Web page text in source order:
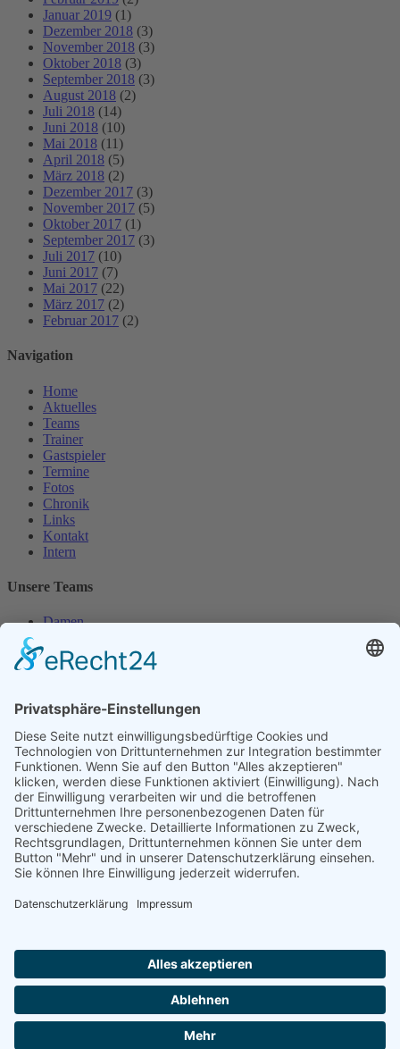
Januar 2019 (1)
Dezember 2018 (3)
November 2018 (3)
Oktober 2018 (3)
September 2018 (3)
August 2018 (2)
Juli 2018 (14)
Juni 2018 (10)
Mai 2018 (11)
April 2018 (5)
März 2018 (2)
Dezember 2017 (3)
November 2017 (5)
Oktober 2017 (1)
September 2017 (3)
Juli 2017 (10)
Juni 2017 (7)
Mai 2017 (22)
März 2017 (2)
Februar 2017 (2)
Navigation
Home
Aktuelles
Teams
Trainer
Gastspieler
Termine
Fotos
Chronik
Links
Kontakt
Intern
Unsere Teams
Damen
Herren
Herren 30
Unsere Jugend
Midcourt
Bambini
Juniorinnen 18
Knaben 15
Follow us
Facebook
RSS
Formulare
Aufnahmeantrag online
Aufnahmeantrag (PDF)